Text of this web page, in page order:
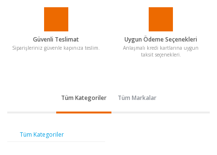
Güvenli Teslimat
Siparişleriniz güvenle kapınıza teslim.
Uygun Ödeme Seçenekleri
Anlaşmalı kredi kartlarına uygun
taksit seçenekleri.
Tüm Kategoriler Tüm Markalar
Tüm Kategoriler